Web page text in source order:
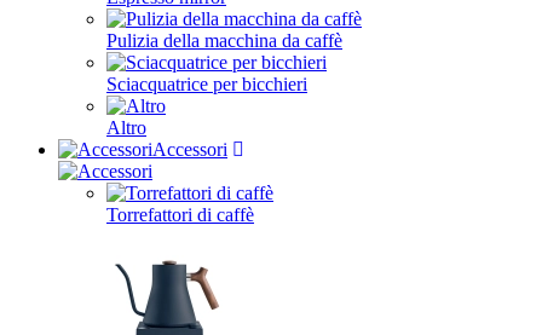
Pulizia della macchina da caffè
Sciacquatrice per bicchieri
Altro
Accessori
Torrefattori di caffè